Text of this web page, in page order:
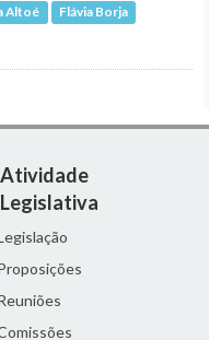
Altoé
Flávia Borja
Atividade
Legislativa